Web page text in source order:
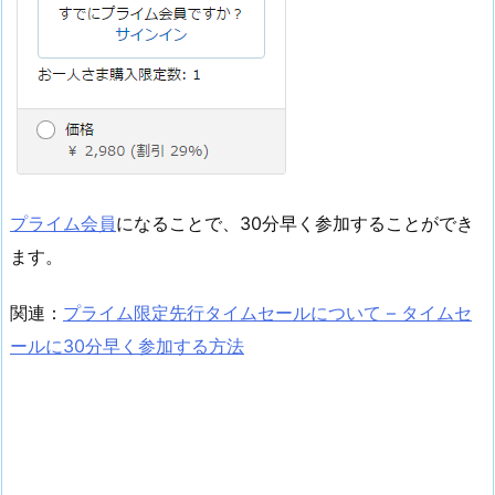
プライム会員になることで、30分早く参加することができ
ます。
関連： プライム限定先行タイムセールについて – タイムセ
ールに30分早く参加する方法